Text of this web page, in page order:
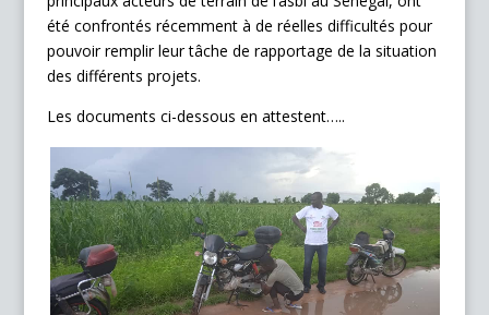
été confrontés récemment à de réelles difficultés pour
pouvoir remplir leur tâche de rapportage de la situation
des différents projets.
Les documents ci-dessous en attestent…..